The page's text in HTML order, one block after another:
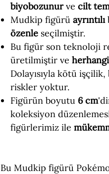
biyobozunurve cilt
Mudkip figürü ayrıntılı
özenle seçilmiştir.
Bu figür son teknoloji
üretilmiştir ve
Dolayısıyla kötü
riskler yoktur.
Figürün boyutu 6 cm
koleksiyon
figürlerimiz ile
Bu Mudkip figürü